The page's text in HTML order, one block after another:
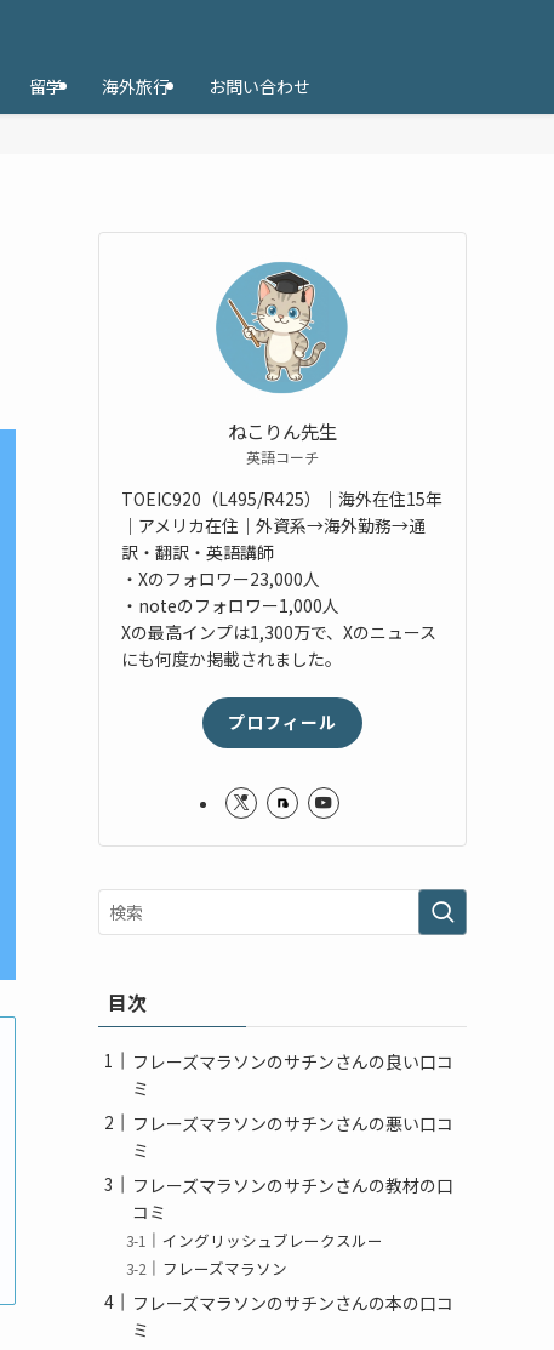
留学 海外旅行 お問い合わせ
ねこりん先生
英語コーチ
TOEIC920（L495/R425）｜海外在住15年
｜アメリカ在住｜外資系→海外勤務→通
訳・翻訳・英語講師
・Xのフォロワー23,000人
・noteのフォロワー1,000人
Xの最高インプは1,300万で、Xのニュース
にも何度か掲載されました。
プロフィール
目次
フレーズマラソンのサチンさんの良い口コ
ミ
フレーズマラソンのサチンさんの悪い口コ
ミ
フレーズマラソンのサチンさんの教材の口
コミ
イングリッシュブレークスルー
フレーズマラソン
フレーズマラソンのサチンさんの本の口コ
ミ